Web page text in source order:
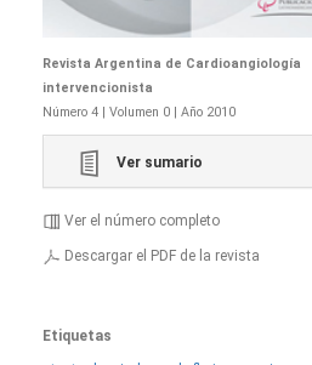
Revista Argentina de Cardioangiología
intervencionista
Número 4 | Volumen 0 | Año 2010
Ver sumario
Ver el número completo
Descargar el PDF de la revista
Etiquetas